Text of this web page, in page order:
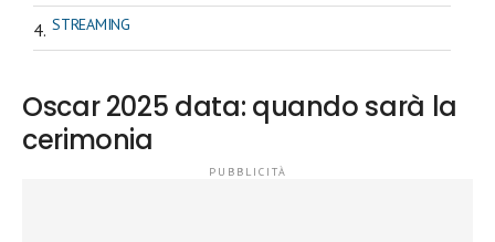
STREAMING
Oscar 2025 data: quando sarà la
cerimonia